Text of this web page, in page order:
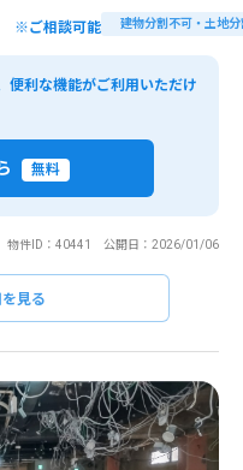
※ご相談可能 建物分割不可・土地分
便利な機能がご利用いただけ
無料
物件ID：40441 公開日：2026/01/06
見る